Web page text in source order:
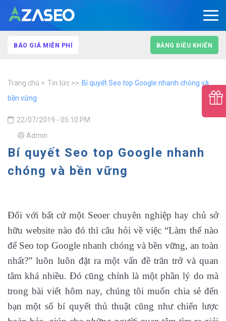
BÁO GIÁ MIỄN PHÍ BẢNG ĐIỀU KHIỂN
Trang chủ Tin tức
Bí quyết Seo top Google nhanh chóng và
bền vững
22/07/2019 - 05:10 PM
Admin
Bí quyết Seo top Google nhanh
chóng và bền vững
Đối với bất cứ một Seoer chuyên nghiệp hay chủ sở
hữu website nào đó thì câu hỏi về việc “Làm thế nào
để Seo top Google nhanh chóng và bền vững, an toàn
nhất?” luôn luôn đặt ra một vấn đề trăn trở và quan
tâm khá nhiều. Đó cũng chính là một phần lý do mà
trong bài viết hôm nay, chúng tôi muốn chia sẻ đến
bạn một số bí quyết thủ thuật cũng như chiến lược